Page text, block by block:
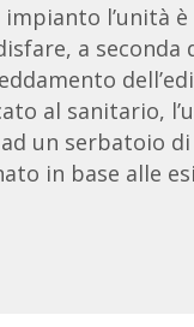
impianto l’unità
a seconda
al sanitario,
un serbatoio
in base alle